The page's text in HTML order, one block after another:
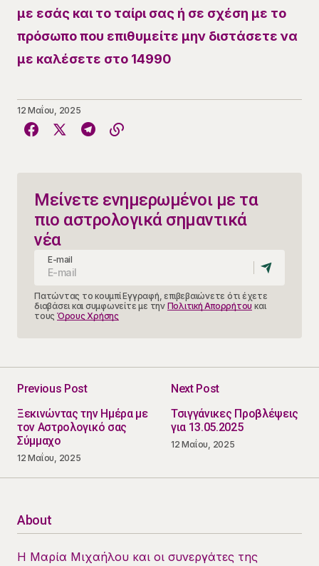
με εσάς και το ταίρι σας ή σε σχέση με το
πρόσωπο που επιθυμείτε μην διστάσετε να
με καλέσετε στο 14990
12 Μαΐου, 2025
Μείνετε ενημερωμένοι με τα
πιο αστρολογικά σημαντικά
νέα
E-mail
Πατώντας το κουμπί Εγγραφή, επιβεβαιώνετε ότι έχετε
διαβάσει και συμφωνείτε με την Πολιτική Απορρήτου και
τους Όρους Χρήσης
Previous Post
Ξεκινώντας την Ημέρα με
τον Αστρολογικό σας
Σύμμαχο
12 Μαΐου, 2025
Next Post
Τσιγγάνικες Προβλέψεις
για 13.05.2025
12 Μαΐου, 2025
About
Η Μαρία Μιχαήλου και οι συνεργάτες της